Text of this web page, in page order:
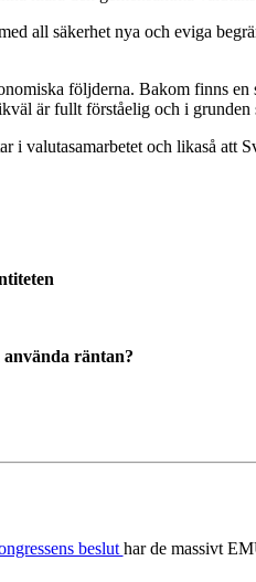
all säkerhet nya och eviga
följderna. Bakom finns
är fullt förståelig och i grunden
i valutasamarbetet och likaså
räntan?
besluthar de massivt